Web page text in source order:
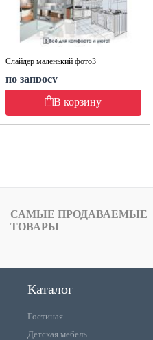
Слайдер маленький фото3
по запросу
В корзину
САМЫЕ ПРОДАВАЕМЫЕ
ТОВАРЫ
Каталог
Гостиная
Детская мебель